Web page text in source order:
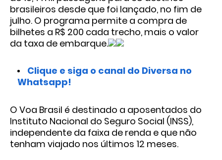
brasileiros desde que foi lançado, no fim de
julho. O programa permite a compra de
bilhetes a R$ 200 cada trecho, mais o valor
da taxa de embarque.
Clique e siga o canal do Diversa no
Whatsapp!
O Voa Brasil é destinado a aposentados do
Instituto Nacional do Seguro Social (INSS),
independente da faixa de renda e que não
tenham viajado nos últimos 12 meses.